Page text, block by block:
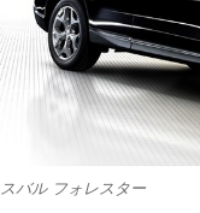
スバル フォレスター